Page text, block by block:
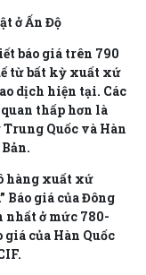
ở Ấn Độ
báo giá trên 790
từ bất kỳ xuất xứ
dịch hiện tại. Các
thấp hơn là
Trung Quốc và Hàn
hàng xuất xứ
Báo giá của Đông
nhất ở mức 780-
của Hàn Quốc